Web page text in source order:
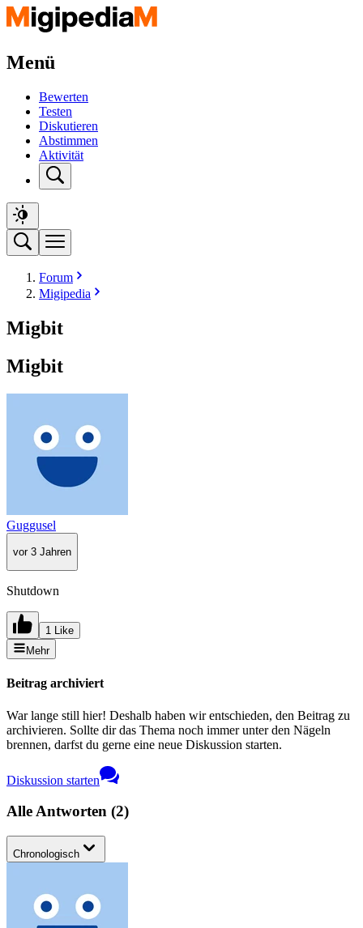
Menü
Bewerten
Testen
Diskutieren
Abstimmen
Aktivität
Forum
Migipedia
Migbit
Migbit
Guggusel
vor 3 Jahren
Shutdown
1 Like
Mehr
Beitrag archiviert
War lange still hier! Deshalb haben wir entschieden, den Beitrag zu
archivieren. Sollte dir das Thema noch immer unter den Nägeln
brennen, darfst du gerne eine neue Diskussion starten.
Diskussion starten
Alle Antworten (2)
Chronologisch